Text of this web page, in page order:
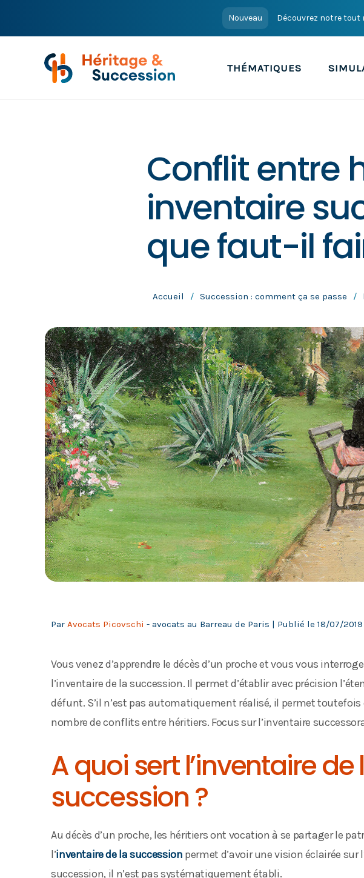
Nouveau Découvrez notre tout
THÉMATIQUES
Conflit entre
inventaire
que faut-il
Accueil / Succession : comment ça se passe /
Par Avocats Picovschi - avocats au Barreau de Paris | Publié le 18/07/2019
Vous venez d’apprendre le décès d’un proche et vous vous
l’inventaire de la succession. Il permet d’établir avec précision
défunt. S’il n’est pas automatiquement réalisé, il permet toutefois
nombre de conflits entre héritiers. Focus sur l’inventaire
A quoi sert l’inventaire de
succession ?
Au décès d’un proche, les héritiers ont vocation à se partager le
l’inventaire de la succession permet d’avoir une vision éclairée sur
succession, il n’est pas systématiquement établi.